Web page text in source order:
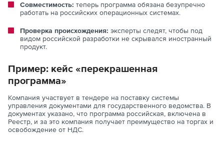
Совместимость: теперь программа обязана безупречно
работать на российских операционных системах.
Проверка происхождения: эксперты следят, чтобы под
видом российской разработки не скрывался иностранный
продукт.
Пример: кейс «перекрашенная
программа»
Компания участвует в тендере на поставку системы
управления документами для государственного ведомства. В
документах указано, что программа российская, включена в
Реестр, и за это компания получает преимущество на торгах и
освобождение от НДС.